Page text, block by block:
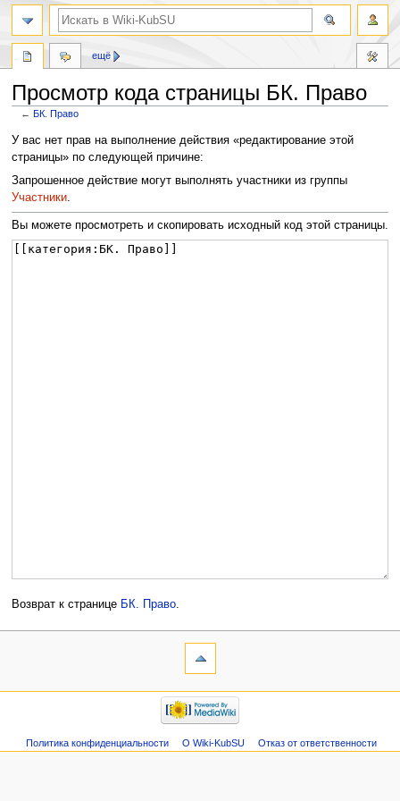
Просмотр кода страницы БК. Право
← БК. Право
Перейти
к
навигации
Перейти
к
поиску
У вас нет прав на выполнение действия «редактирование этой
страницы» по следующей причине:
Запрошенное действие могут выполнять участники из группы
Участники.
Вы можете просмотреть и скопировать исходный код этой страницы.
Возврат к странице БК. Право.
ещё
Политика конфиденциальности О Wiki-KubSU Отказ от ответственности